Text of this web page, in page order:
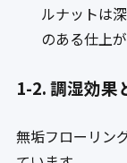
ルナットは
のある仕上
1-2. 調湿効果
無垢フローリン